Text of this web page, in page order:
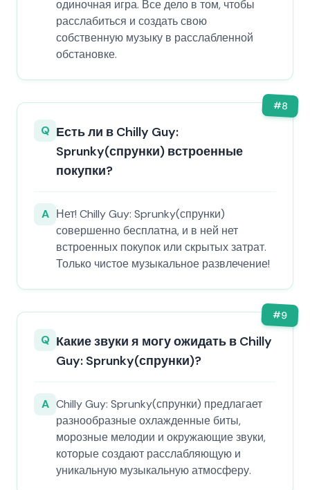
одиночная игра. Все дело в том, чтобы
расслабиться и создать свою
собственную музыку в расслабленной
обстановке.
#8
Q Есть ли в Chilly Guy:
Sprunky(спрунки) встроенные
покупки?
A Нет! Chilly Guy: Sprunky(спрунки)
совершенно бесплатна, и в ней нет
встроенных покупок или скрытых затрат.
Только чистое музыкальное развлечение!
#9
Q Какие звуки я могу ожидать в Chilly
Guy: Sprunky(спрунки)?
A Chilly Guy: Sprunky(спрунки) предлагает
разнообразные охлажденные биты,
морозные мелодии и окружающие звуки,
которые создают расслабляющую и
уникальную музыкальную атмосферу.